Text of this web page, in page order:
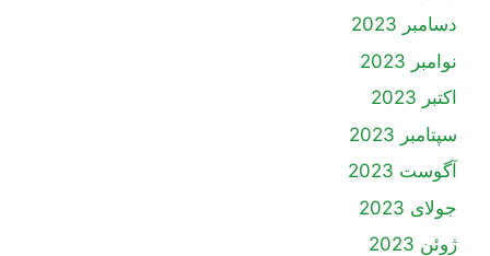
دسامبر 2023
نوامبر 2023
اکتبر 2023
سپتامبر 2023
آگوست 2023
جولای 2023
ژوئن 2023